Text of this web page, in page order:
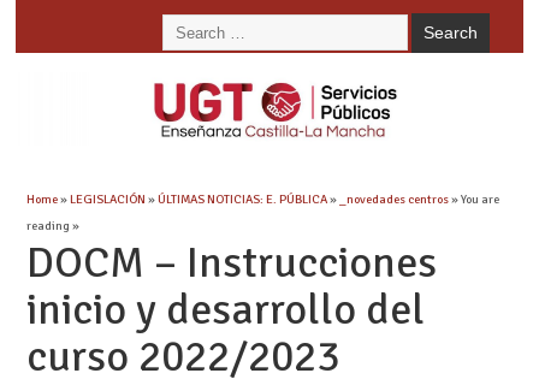
Home»LEGISLACIÓN »ÚLTIMAS NOTICIAS: E. PÚBLICA» _novedades centros» You are
reading »
DOCM – Instrucciones
inicio y desarrollo del
curso 2022/2023